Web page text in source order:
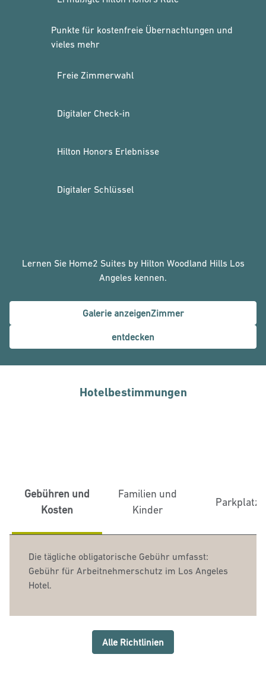
Punkte für kostenfreie Übernachtungen und
vieles mehr
Freie Zimmerwahl
Digitaler Check-in
Hilton Honors Erlebnisse
Digitaler Schlüssel
Lernen Sie Home2 Suites by Hilton Woodland Hills Los
Angeles kennen.
Galerie anzeigenZimmer
entdecken
Hotelbestimmungen
Gebühren und
Kosten
Familien und
Kinder
Parkplatz
Die tägliche obligatorische Gebühr umfasst:
Gebühr für Arbeitnehmerschutz im Los Angeles
Hotel.
Alle Richtlinien